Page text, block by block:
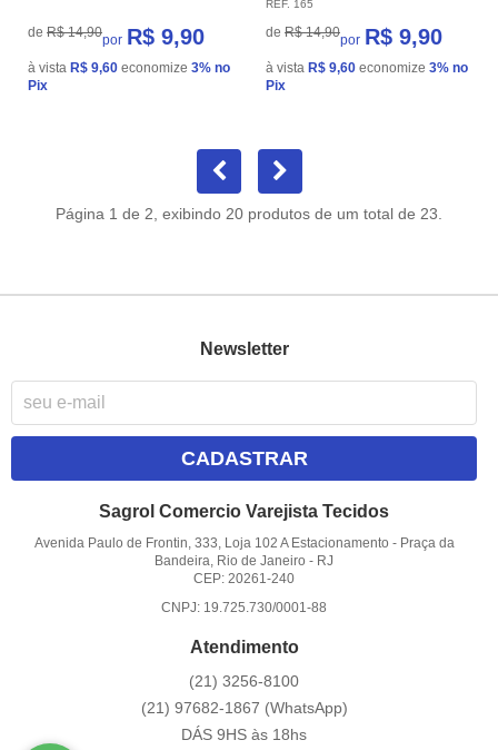
de R$ 14,90por R$ 9,90
à vista R$ 9,60 economize 3% no
Pix
REF. 165
de R$ 14,90por R$ 9,90
à vista R$ 9,60 economize 3% no
Pix
Página 1 de 2, exibindo 20 produtos de um total de 23.
Newsletter
CADASTRAR
Sagrol Comercio Varejista Tecidos
Avenida Paulo de Frontin, 333, Loja 102 A Estacionamento - Praça da
Bandeira, Rio de Janeiro - RJ
CEP: 20261-240
CNPJ: 19.725.730/0001-88
Atendimento
(21) 3256-8100
(21) 97682-1867 (WhatsApp)
DÁS 9HS às 18hs